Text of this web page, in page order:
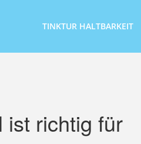
TINKTUR HALTBARKEIT
ist richtig für